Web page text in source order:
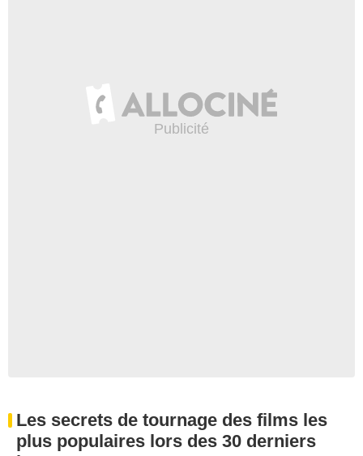
Les secrets de tournage des films les
plus populaires lors des 30 derniers